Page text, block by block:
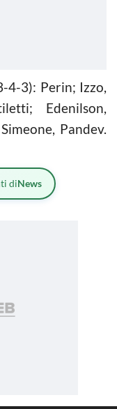
4-3): Perin; Izzo,
Edenilson,
Pandev.
diNews